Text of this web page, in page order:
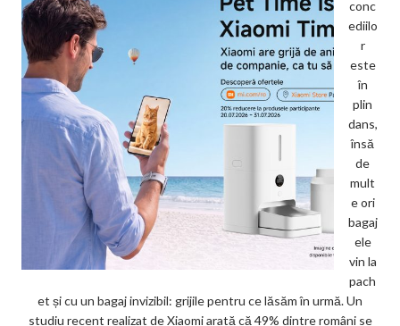
conc
ediilo
r
este
în
plin
dans,
însă
de
mult
e ori
bagaj
ele
vin la
pach
et și cu un bagaj invizibil: grijile pentru ce lăsăm în urmă. Un
studiu recent realizat de Xiaomi arată că 49% dintre români se